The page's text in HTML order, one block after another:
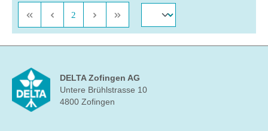
Seite
2
DELTA Zofingen AG
Untere Brühlstrasse 10
4800 Zofingen